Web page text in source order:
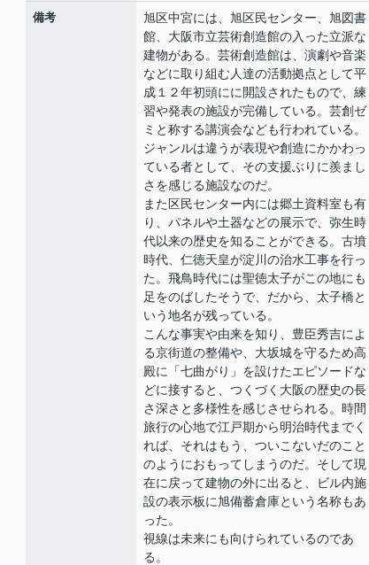
備考
旭区中宮には、旭区民センター、旭図書
館、大阪市立芸術創造館の入った立派な
建物がある。芸術創造館は、演劇や音楽
などに取り組む人達の活動拠点として平
成１２年初頭にに開設されたもので、練
習や発表の施設が完備している。芸創ゼ
ミと称する講演会なども行われている。
ジャンルは違うが表現や創造にかかわっ
ている者として、その支援ぶりに羨まし
さを感じる施設なのだ。
また区民センター内には郷土資料室も有
り、パネルや土器などの展示で、弥生時
代以来の歴史を知ることができる。古墳
時代、仁徳天皇が淀川の治水工事を行っ
た。飛鳥時代には聖徳太子がこの地にも
足をのばしたそうで、だから、太子橋と
いう地名が残っている。
こんな事実や由来を知り、豊臣秀吉によ
る京街道の整備や、大坂城を守るため高
殿に「七曲がり」を設けたエピソードな
どに接すると、つくづく大阪の歴史の長
さ深さと多様性を感じさせられる。時間
旅行の心地で江戸期から明治時代までく
れば、それはもう、ついこないだのこと
のようにおもってしまうのだ。そして現
在に戻って建物の外に出ると、ビル内施
設の表示板に旭備蓄倉庫という名称もあ
った。
視線は未来にも向けられているのであ
る。